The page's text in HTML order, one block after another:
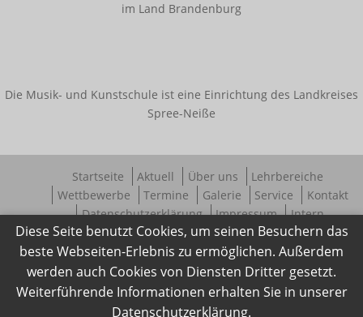
im Land Brandenburg
Die Musik- und Kunstschule ist eine Einrichtung des Landkreises
Spree-Neiße
Startseite Aktuell Über uns
Lehrbereiche
Wettbewerbe
Termine Galerie Service
Kontakt
Datenschutzerklärung
Impressum Intern
Diese Seite benutzt Cookies, um seinen Besuchern das
beste Webseiten-Erlebnis zu ermöglichen. Außerdem
werden auch Cookies von Diensten Dritter gesetzt.
Weiterführende Informationen erhalten Sie in unserer
Datenschutzerklärung.